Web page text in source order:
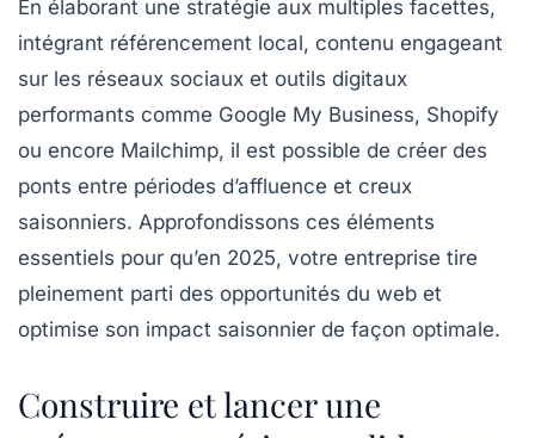
En élaborant une stratégie aux multiples facettes,
intégrant référencement local, contenu engageant
sur les réseaux sociaux et outils digitaux
performants comme Google My Business, Shopify
ou encore Mailchimp, il est possible de créer des
ponts entre périodes d’affluence et creux
saisonniers. Approfondissons ces éléments
essentiels pour qu’en 2025, votre entreprise tire
pleinement parti des opportunités du web et
optimise son impact saisonnier de façon optimale.
Construire et lancer une